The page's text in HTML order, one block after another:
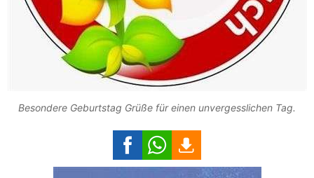
Besondere Geburtstag Grüße für einen unvergesslichen Tag.